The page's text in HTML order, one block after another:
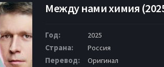
Между нами химия
Год: 2025
Страна: Россия
Перевод: Оригинал